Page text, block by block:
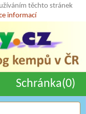
těchto stránek
informací
Schránka(0)